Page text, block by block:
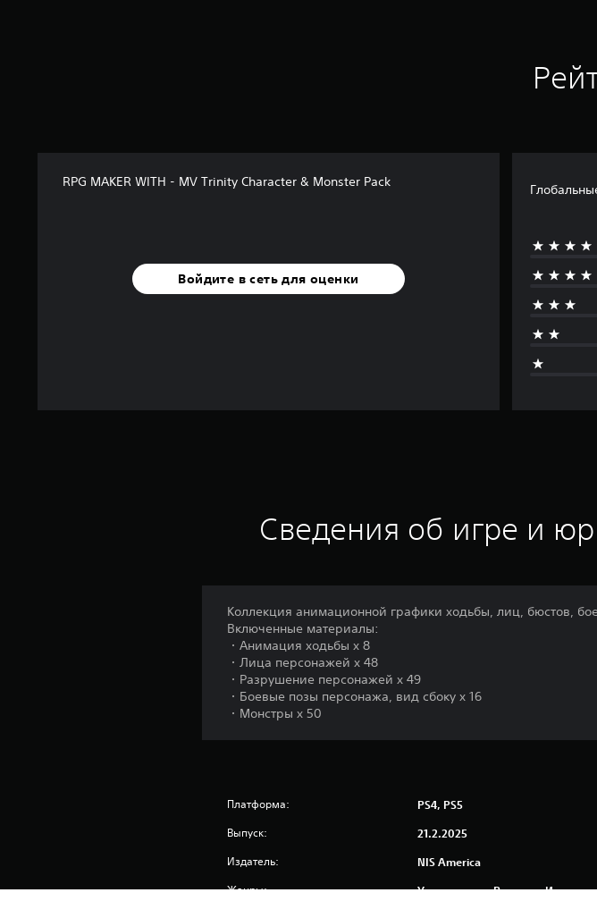
RPG MAKER WITH - MV Trinity Character & Monster Pack
Войдите в сеть для оценки
Сведения об игре и
Коллекция анимационной графики ходьбы, лиц, бюстов,
Включенные материалы:
・Анимация ходьбы x 8
・Лица персонажей x 48
・Разрушение персонажей x 49
・Боевые позы персонажа, вид сбоку x 16
・Монстры x 50
Платформа: PS4, PS5
Выпуск: 21.2.2025
Издатель: NIS America
Жанры: Уникальные, Ролевые Игры